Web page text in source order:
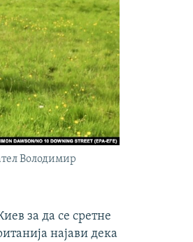
Володимир
за да се сретне
најави дека